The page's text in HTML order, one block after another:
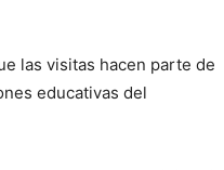
las visitas hacen parte de
educativas del